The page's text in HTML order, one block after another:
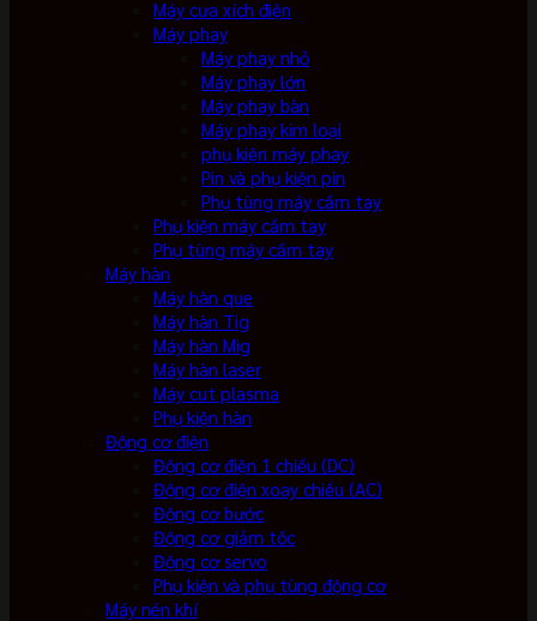
Máy cưa xích điện
Máy phay
Máy phay nhỏ
Máy phay lớn
Máy phay bàn
Máy phay kim loại
phụ kiện máy phay
Pin và phụ kiện pin
Phụ tùng máy cầm tay
Phụ kiện máy cầm tay
Phụ tùng máy cầm tay
Máy hàn
Máy hàn que
Máy hàn Tig
Máy hàn Mig
Máy hàn laser
Máy cut plasma
Phụ kiện hàn
Động cơ điện
Động cơ điện 1 chiều (DC)
Động cơ điện xoay chiều (AC)
Động cơ bước
Động cơ giảm tốc
Động cơ servo
Phụ kiện và phụ tùng động cơ
Máy nén khí